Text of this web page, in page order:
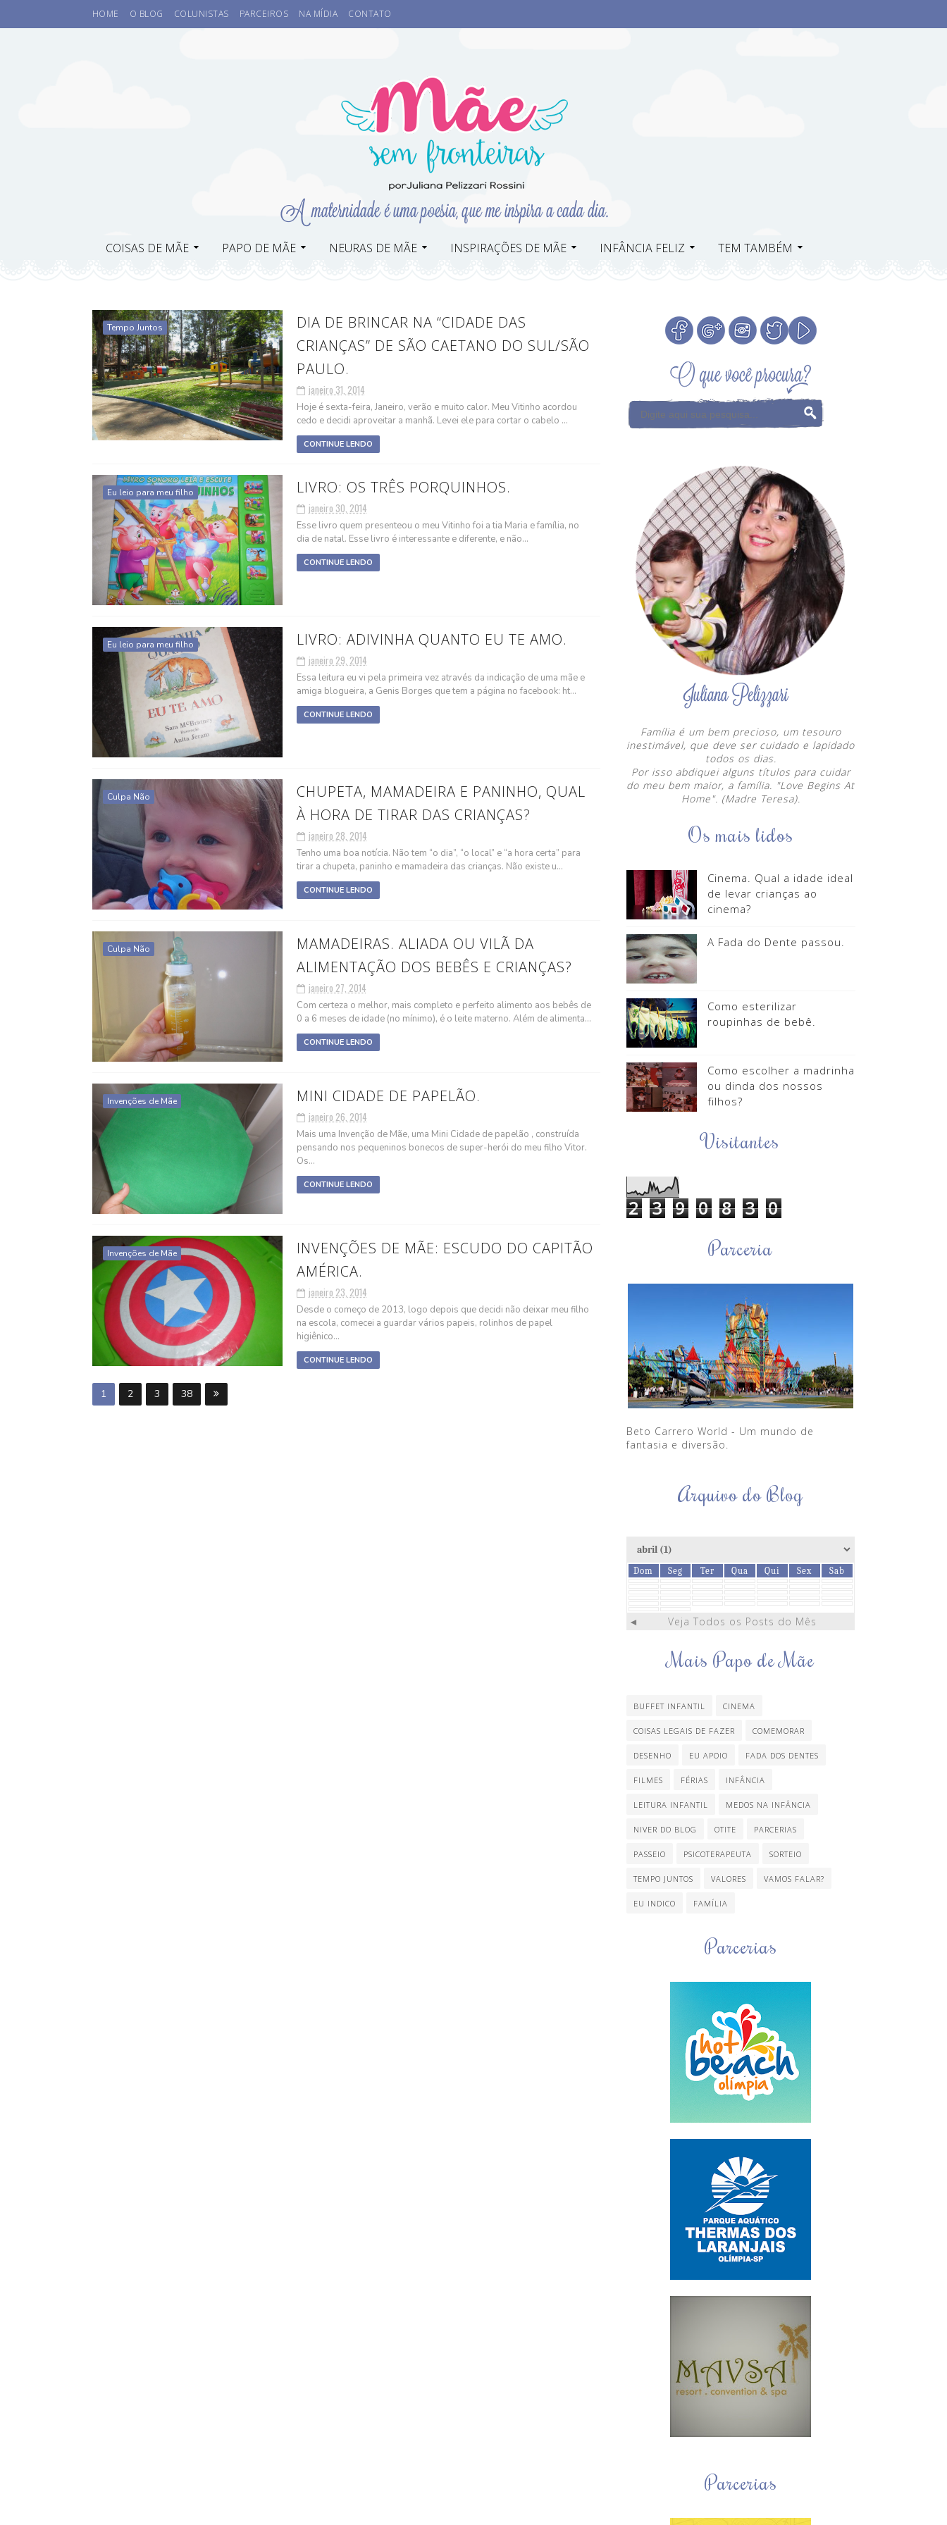
HOME O BLOG COLUNISTAS PARCEIROS NA MÍDIA CONTATO
COISAS DE MÃE PAPO DE MÃE NEURAS DE MÃE INSPIRAÇÕES DE MÃE INFÂNCIA FELIZ TEM TAMBÉM
Tempo Juntos
DIA DE BRINCAR NA “CIDADE DAS
CRIANÇAS” DE SÃO CAETANO DO SUL/SÃO
PAULO.
janeiro 31, 2014
Hoje é sexta-feira, Janeiro, verão e muito calor. Meu Vitinho acordou
cedo e decidi aproveitar a manhã. Levei ele para cortar o cabelo ...
CONTINUE LENDO
Eu leio para meu filho LIVRO: OS TRÊS PORQUINHOS.
janeiro 30, 2014
Esse livro quem presenteou o meu Vitinho foi a tia Maria e família, no
dia de natal. Esse livro é interessante e diferente, e não...
CONTINUE LENDO
Eu leio para meu filho LIVRO: ADIVINHA QUANTO EU TE AMO.
janeiro 29, 2014
Essa leitura eu vi pela primeira vez através da indicação de uma mãe e
amiga blogueira, a Genis Borges que tem a página no facebook: ht...
CONTINUE LENDO
Culpa Não
CHUPETA, MAMADEIRA E PANINHO, QUAL
À HORA DE TIRAR DAS CRIANÇAS?
janeiro 28, 2014
Tenho uma boa notícia. Não tem “o dia”, “o local” e “a hora certa” para
tirar a chupeta, paninho e mamadeira das crianças. Não existe u...
CONTINUE LENDO
Culpa Não
MAMADEIRAS. ALIADA OU VILÃ DA
ALIMENTAÇÃO DOS BEBÊS E CRIANÇAS?
janeiro 27, 2014
Com certeza o melhor, mais completo e perfeito alimento aos bebês de
0 a 6 meses de idade (no mínimo), é o leite materno. Além de alimenta...
CONTINUE LENDO
Invenções de Mãe MINI CIDADE DE PAPELÃO.
janeiro 26, 2014
Mais uma Invenção de Mãe, uma Mini Cidade de papelão , construída
pensando nos pequeninos bonecos de super-herói do meu filho Vitor.
Os...
CONTINUE LENDO
Invenções de Mãe
INVENÇÕES DE MÃE: ESCUDO DO CAPITÃO
AMÉRICA.
janeiro 23, 2014
Desde o começo de 2013, logo depois que decidi não deixar meu filho
na escola, comecei a guardar vários papeis, rolinhos de papel
higiênico...
CONTINUE LENDO
1 2 3 38
Família é um bem precioso, um tesouro
inestimável, que deve ser cuidado e lapidado
todos os dias.
Por isso abdiquei alguns títulos para cuidar
do meu bem maior, a família. "Love Begins At
Home". (Madre Teresa).
Os mais lidos
Cinema. Qual a idade ideal
de levar crianças ao
cinema?
A Fada do Dente passou.
Como esterilizar
roupinhas de bebê.
Como escolher a madrinha
ou dinda dos nossos
filhos?
Visitantes
2 3 9 0 8 3 0
Parceria
Beto Carrero World - Um mundo de
fantasia e diversão.
Arquivo do Blog
Dom Seg Ter Qua Qui Sex Sab
◄ Veja Todos os Posts do Mês
Mais Papo de Mãe
BUFFET INFANTIL CINEMA
COISAS LEGAIS DE FAZER COMEMORAR
DESENHO EU APOIO FADA DOS DENTES
FILMES FÉRIAS INFÂNCIA
LEITURA INFANTIL MEDOS NA INFÂNCIA
NIVER DO BLOG OTITE PARCERIAS
PASSEIO PSICOTERAPEUTA SORTEIO
TEMPO JUNTOS VALORES VAMOS FALAR?
EU INDICO FAMÍLIA
Parcerias
Parcerias